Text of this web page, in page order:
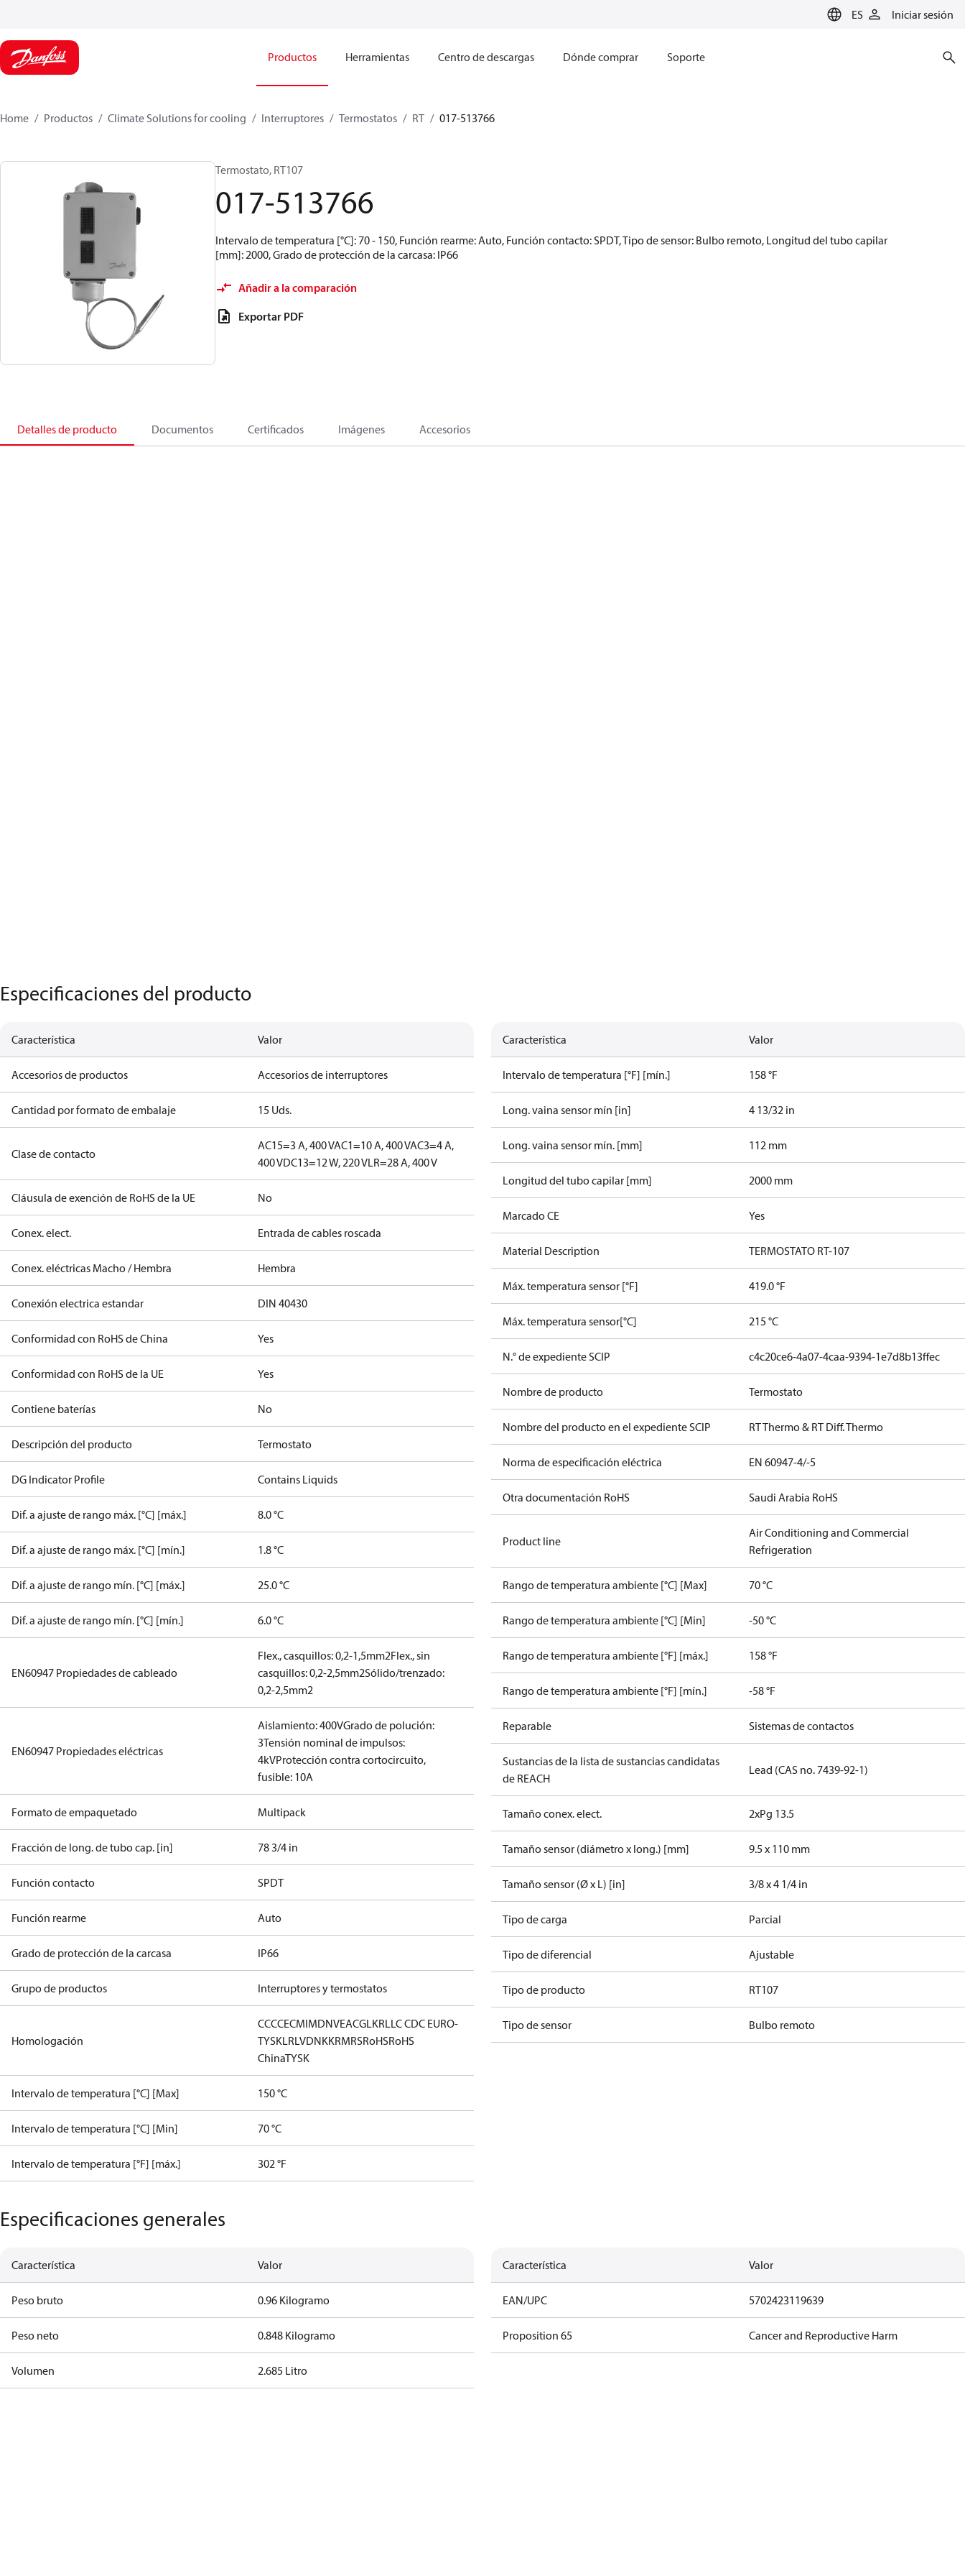
ES Iniciar sesión
Productos Herramientas Centro de descargas Dónde comprar Soporte
Home Productos Climate Solutions for cooling Interruptores Termostatos RT 017-513766
Termostato, RT107
017-513766
Intervalo de temperatura [°C]: 70 - 150, Función rearme: Auto, Función contacto: SPDT, Tipo de sensor: Bulbo remoto, Longitud del tubo capilar
[mm]: 2000, Grado de protección de la carcasa: IP66
Añadir a la comparación
Exportar PDF
Detalles de producto Documentos Certificados Imágenes Accesorios
Especificaciones del producto
Característica Valor
Accesorios de productos Accesorios de interruptores
Cantidad por formato de embalaje 15 Uds.
Clase de contacto
AC15=3 A, 400 VAC1=10 A, 400 VAC3=4 A,
400 VDC13=12 W, 220 VLR=28 A, 400 V
Cláusula de exención de RoHS de la UE No
Conex. elect. Entrada de cables roscada
Conex. eléctricas Macho / Hembra Hembra
Conexión electrica estandar DIN 40430
Conformidad con RoHS de China Yes
Conformidad con RoHS de la UE Yes
Contiene baterías No
Descripción del producto Termostato
DG Indicator Profile Contains Liquids
Dif. a ajuste de rango máx. [°C] [máx.] 8.0 °C
Dif. a ajuste de rango máx. [°C] [mín.] 1.8 °C
Dif. a ajuste de rango mín. [°C] [máx.] 25.0 °C
Dif. a ajuste de rango mín. [°C] [mín.] 6.0 °C
EN60947 Propiedades de cableado
Flex., casquillos: 0,2-1,5mm2Flex., sin
casquillos: 0,2-2,5mm2Sólido/trenzado:
0,2-2,5mm2
EN60947 Propiedades eléctricas
Aislamiento: 400VGrado de polución:
3Tensión nominal de impulsos:
4kVProtección contra cortocircuito,
fusible: 10A
Formato de empaquetado Multipack
Fracción de long. de tubo cap. [in] 78 3/4 in
Función contacto SPDT
Función rearme Auto
Grado de protección de la carcasa IP66
Grupo de productos Interruptores y termostatos
Homologación
CCCCECMIMDNVEACGLKRLLC CDC EURO-
TYSKLRLVDNKKRMRSRoHSRoHS
ChinaTYSK
Intervalo de temperatura [°C] [Max] 150 °C
Intervalo de temperatura [°C] [Min] 70 °C
Intervalo de temperatura [°F] [máx.] 302 °F
Característica Valor
Intervalo de temperatura [°F] [mín.] 158 °F
Long. vaina sensor mín [in] 4 13/32 in
Long. vaina sensor mín. [mm] 112 mm
Longitud del tubo capilar [mm] 2000 mm
Marcado CE Yes
Material Description TERMOSTATO RT-107
Máx. temperatura sensor [°F] 419.0 °F
Máx. temperatura sensor[°C] 215 °C
N.° de expediente SCIP c4c20ce6-4a07-4caa-9394-1e7d8b13ffec
Nombre de producto Termostato
Nombre del producto en el expediente SCIP RT Thermo & RT Diff. Thermo
Norma de especificación eléctrica EN 60947-4/-5
Otra documentación RoHS Saudi Arabia RoHS
Product line
Air Conditioning and Commercial
Refrigeration
Rango de temperatura ambiente [°C] [Max] 70 °C
Rango de temperatura ambiente [°C] [Min] -50 °C
Rango de temperatura ambiente [°F] [máx.] 158 °F
Rango de temperatura ambiente [°F] [mín.] -58 °F
Reparable Sistemas de contactos
Sustancias de la lista de sustancias candidatas
de REACH
Lead (CAS no. 7439-92-1)
Tamaño conex. elect. 2xPg 13.5
Tamaño sensor (diámetro x long.) [mm] 9.5 x 110 mm
Tamaño sensor (Ø x L) [in] 3/8 x 4 1/4 in
Tipo de carga Parcial
Tipo de diferencial Ajustable
Tipo de producto RT107
Tipo de sensor Bulbo remoto
Especificaciones generales
Característica Valor
Peso bruto 0.96 Kilogramo
Peso neto 0.848 Kilogramo
Volumen 2.685 Litro
Característica Valor
EAN/UPC 5702423119639
Proposition 65 Cancer and Reproductive Harm